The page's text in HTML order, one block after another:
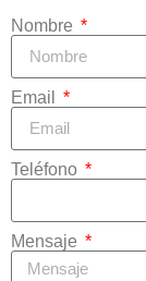
Nombre
Email
Teléfono
Mensaje